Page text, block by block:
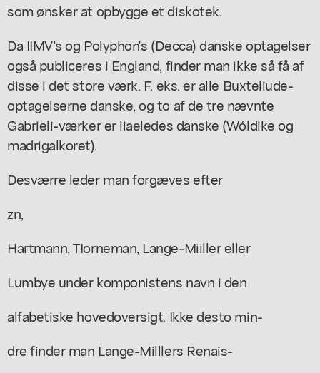
som ønsker at opbygge et diskotek.
Da IIMV's og Polyphon's (Decca) danske optagelser
også publiceres i England, finder man ikke så få af
disse i det store værk. F. eks. er alle Buxteliude-
optagelserne danske, og to af de tre nævnte
Gabrieli-værker er liaeledes danske (Wóldike og
madrigalkoret).
Desværre leder man forgæves efter
zn,
Hartmann, TIorneman, Lange-Miiller eller
Lumbye under komponistens navn i den
alfabetiske hovedoversigt. Ikke desto min-
dre finder man Lange-Milllers Renais-